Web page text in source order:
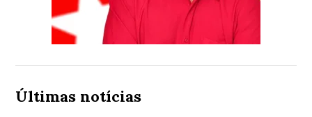
Últimas notícias